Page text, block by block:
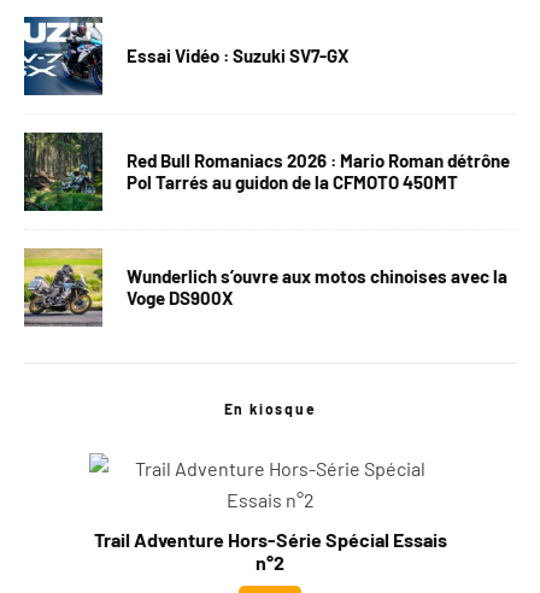
Essai Vidéo : Suzuki SV7-GX
Red Bull Romaniacs 2026 : Mario Roman détrône
Pol Tarrés au guidon de la CFMOTO 450MT
Wunderlich s’ouvre aux motos chinoises avec la
Voge DS900X
En kiosque
Trail Adventure Hors-Série Spécial Essais
n°2